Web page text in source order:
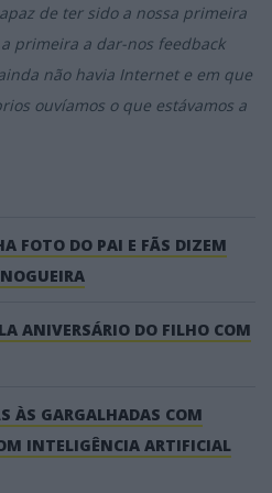
de ter sido a nossa primeira
primeira a dar-nos feedback
não havia Internet e em que
ouvíamos o que estávamos a
FOTO DO PAI E FÃS DIZEM
ANIVERSÁRIO DO FILHO COM
ÀS GARGALHADAS COM
INTELIGÊNCIA ARTIFICIAL